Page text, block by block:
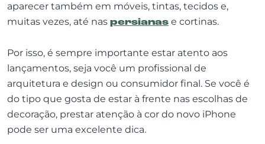
aparecer também em móveis, tintas, tecidos e,
muitas vezes, até nas persianas e cortinas.
Por isso, é sempre importante estar atento aos
lançamentos, seja você um profissional de
arquitetura e design ou consumidor final. Se você é
do tipo que gosta de estar à frente nas escolhas de
decoração, prestar atenção à cor do novo iPhone
pode ser uma excelente dica.